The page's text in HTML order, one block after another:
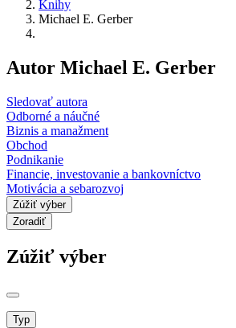
Knihy
Michael E. Gerber
Autor Michael E. Gerber
Sledovať autora
Odborné a náučné
Biznis a manažment
Obchod
Podnikanie
Financie, investovanie a bankovníctvo
Motivácia a sebarozvoj
Zúžiť výber
Zoradiť
Zúžiť výber
Typ